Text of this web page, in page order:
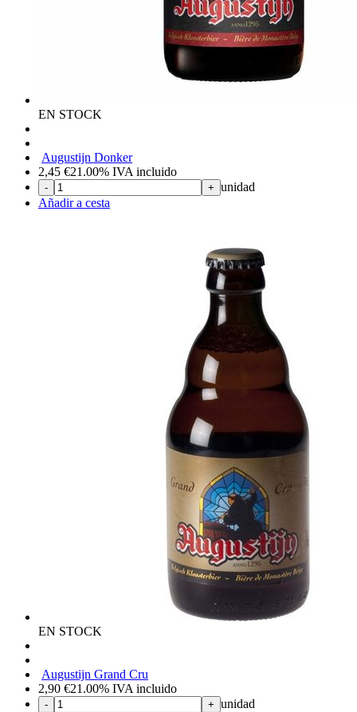
EN STOCK
Augustijn Donker
2,45 €21.00% IVA incluido
- + unidad
Añadir a cesta
EN STOCK
Augustijn Grand Cru
2,90 €21.00% IVA incluido
- + unidad